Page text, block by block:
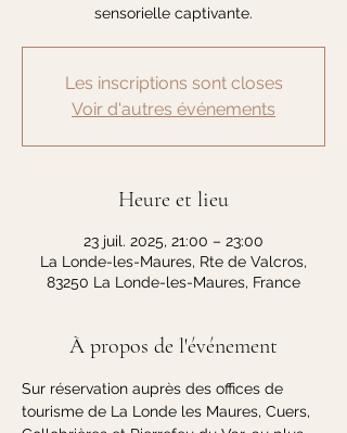
sensorielle captivante.
Les inscriptions sont closes
Voir d'autres événements
Heure et lieu
23 juil. 2025, 21:00 – 23:00
La Londe-les-Maures, Rte de Valcros,
83250 La Londe-les-Maures, France
À propos de l'événement
Sur réservation auprès des offices de
tourisme de La Londe les Maures, Cuers,